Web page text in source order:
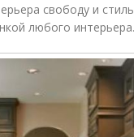
свободу и
любого интерьера.